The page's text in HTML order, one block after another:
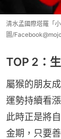
清水孟國際塔羅「
圖/
TOP 2：
屬猴的朋友
運勢持續看
此時正是將
金期，只要